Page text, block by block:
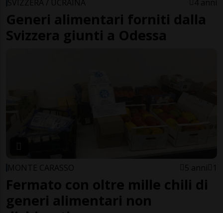
SVIZZERA / UCRAINA 4 anni
Generi alimentari forniti dalla
Svizzera giunti a Odessa
MONTE CARASSO 5 anni 1
Fermato con oltre mille chili di
generi alimentari non